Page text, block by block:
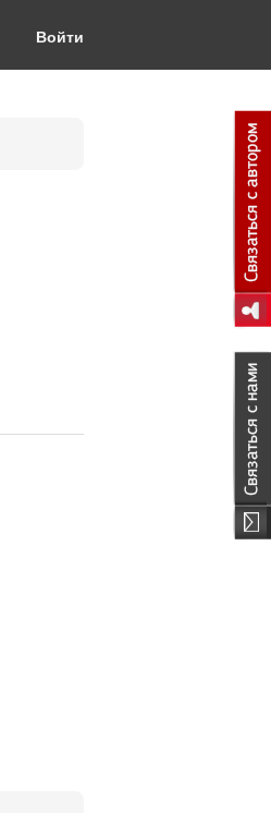
Войти